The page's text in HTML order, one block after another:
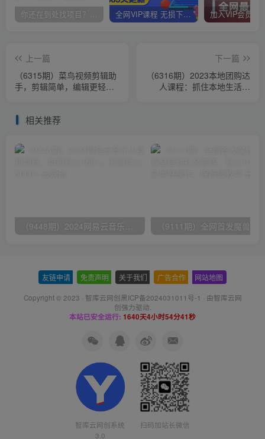
你还在到处找项目？还在当韭菜？我靠卖项目一个月收入5万+，曾经我也是个失败者。 全网VIP课程 无损下载~
上一篇
（6315期）菜鸟视频剪辑助
手，剪辑简单，编辑更轻松
下一篇
（6316期）2023本地团购达
人课程：抓住本地生活风
相关推荐
友链申请 免责声明 关于我们 广告合作 网站地图
Copyright © 2023 · 智库云网创黑ICP备2024031011号-1 · 由智库云网
创强力驱动.
本站已安全运行: 1640天4小时54分42秒
智库云网创系统
3.0
扫码加站长微信